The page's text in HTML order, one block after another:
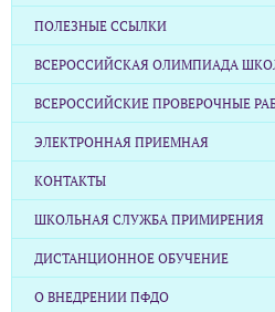
ПОЛЕЗНЫЕ ССЫЛКИ
ВСЕРОССИЙСКАЯ ОЛИМПИАДА
ВСЕРОССИЙСКИЕ ПРОВЕРОЧНЫЕ
ЭЛЕКТРОННАЯ ПРИЕМНАЯ
КОНТАКТЫ
ШКОЛЬНАЯ СЛУЖБА ПРИМИРЕНИЯ
ДИСТАНЦИОННОЕ ОБУЧЕНИЕ
О ВНЕДРЕНИИ ПФДО